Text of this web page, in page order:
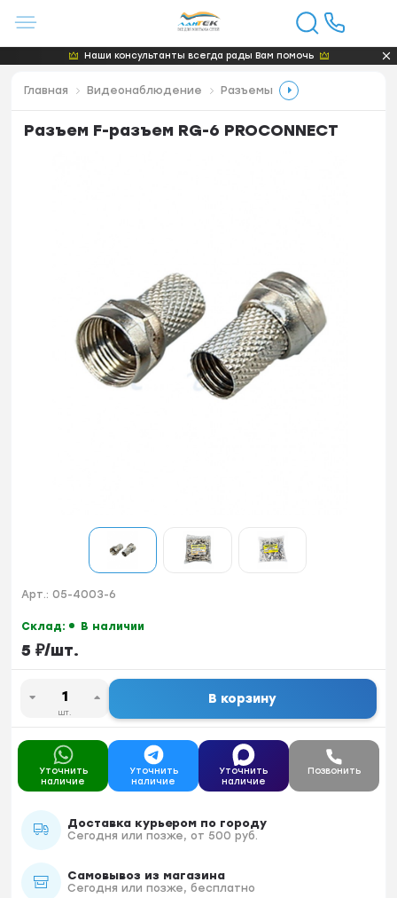
Наши консультанты всегда рады Вам помочь
Главная Видеонаблюдение Разъемы
Разъем F-разъем RG-6 PROCONNECT
Арт.: 05-4003-6
Склад: В наличии
5 ₽/шт.
шт.
В корзину
Уточнить
наличие
Уточнить
наличие
Уточнить
наличие
Позвонить
Доставка курьером по городу
Сегодня или позже, от 500 руб.
Самовывоз из магазина
Сегодня или позже, бесплатно